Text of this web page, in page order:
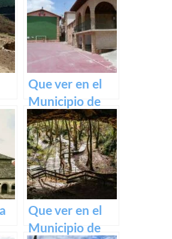
Que ver en el
Municipio de
Armañanzas en
Navarra
Que ver en el
Municipio de